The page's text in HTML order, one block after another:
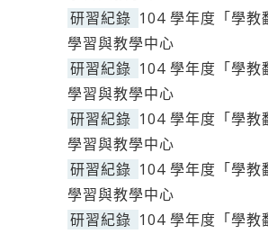
研習紀錄 104 學年度「學教
學習與教學中心
研習紀錄 104 學年度「學教
學習與教學中心
研習紀錄 104 學年度「學教
學習與教學中心
研習紀錄 104 學年度「學教
學習與教學中心
研習紀錄 104 學年度「學教